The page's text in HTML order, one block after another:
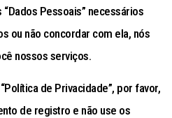
Pessoais” necessários
ou não concordar com ela, nós
nossos serviços.
de Privacidade”, por favor,
de registro e não use os